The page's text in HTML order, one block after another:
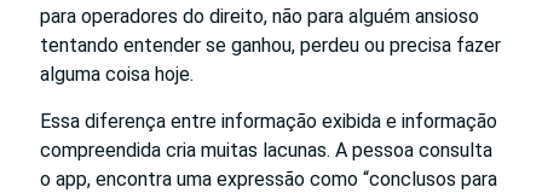
para operadores do direito, não para alguém ansioso
tentando entender se ganhou, perdeu ou precisa fazer
alguma coisa hoje.
Essa diferença entre informação exibida e informação
compreendida cria muitas lacunas. A pessoa consulta
o app, encontra uma expressão como “conclusos para